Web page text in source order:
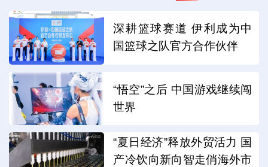
深耕篮球赛道 伊利成为中
国篮球之队官方合作伙伴
“悟空”之后 中国游戏继续闯
世界
“夏日经济”释放外贸活力 国
产冷饮向新向智走俏海外市